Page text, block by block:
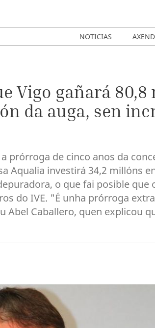
NOTICIAS
Vigo gañará
da auga, sen
prórroga de cinco anos da
Aqualia investirá 34,2 millóns
o que fai posible que
do IVE. "É unha prórroga
Abel Caballero, quen explicou